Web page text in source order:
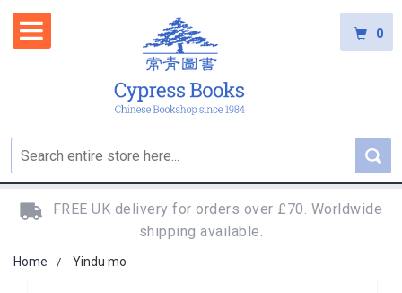
0
FREE UK delivery for orders over £70. Worldwide
shipping available.
Home Yindu mo